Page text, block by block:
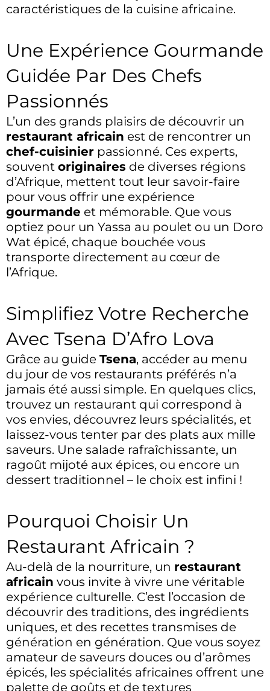
caractéristiques de la cuisine africaine.
Une Expérience Gourmande
Guidée Par Des Chefs
Passionnés
L’un des grands plaisirs de découvrir un
restaurant africain est de rencontrer un
chef-cuisinier passionné. Ces experts,
souvent originaires de diverses régions
d’Afrique, mettent tout leur savoir-faire
pour vous offrir une expérience
gourmande et mémorable. Que vous
optiez pour un Yassa au poulet ou un Doro
Wat épicé, chaque bouchée vous
transporte directement au cœur de
l’Afrique.
Simplifiez Votre Recherche
Avec Tsena D’Afro Lova
Grâce au guide Tsena, accéder au menu
du jour de vos restaurants préférés n’a
jamais été aussi simple. En quelques clics,
trouvez un restaurant qui correspond à
vos envies, découvrez leurs spécialités, et
laissez-vous tenter par des plats aux mille
saveurs. Une salade rafraîchissante, un
ragoût mijoté aux épices, ou encore un
dessert traditionnel – le choix est infini !
Pourquoi Choisir Un
Restaurant Africain ?
Au-delà de la nourriture, un restaurant
africain vous invite à vivre une véritable
expérience culturelle. C’est l’occasion de
découvrir des traditions, des ingrédients
uniques, et des recettes transmises de
génération en génération. Que vous soyez
amateur de saveurs douces ou d’arômes
épicés, les spécialités africaines offrent une
palette de goûts et de textures